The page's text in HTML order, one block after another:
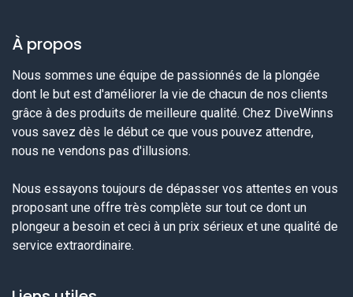
À propos
Nous sommes une équipe de passionnés de la plongée
dont le but est d'améliorer la vie de chacun de nos clients
grâce à des produits de meilleure qualité. Chez DiveWinns
vous savez dès le début ce que vous pouvez attendre,
nous ne vendons pas d'illusions.
Nous essayons toujours de dépasser vos attentes en vous
proposant une offre très complète sur tout ce dont un
plongeur a besoin et ceci à un prix sérieux et une qualité de
service extraordinaire.